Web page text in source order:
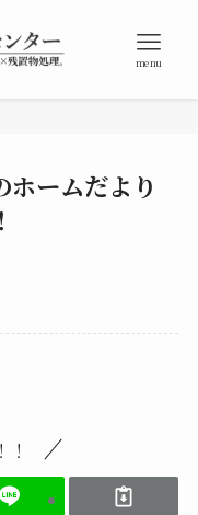
menu
ホームだより